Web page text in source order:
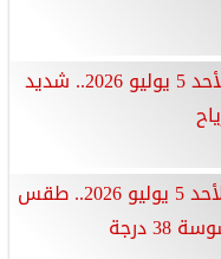
حالة الطقس اليوم الأحد 5 يوليو 2026.. شديد
درجات الحرارة اليوم الأحد 5 يوليو 2026.. طقس
درجة